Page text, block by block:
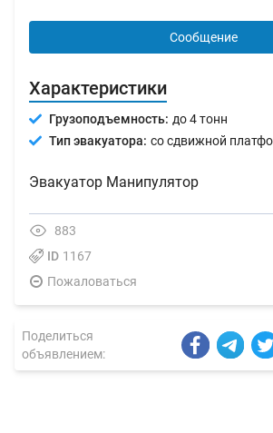
Сообщение
Характеристики
Грузоподъемность: до 4 тонн
Тип эвакуатора: со сдвижной
Эвакуатор Манипулятор
883
ID 1167
Пожаловаться
Поделиться
объявлением: